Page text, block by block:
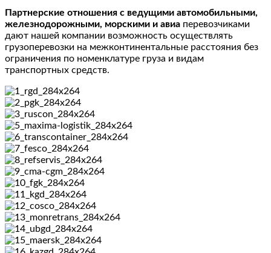
Партнерские отношения с ведущими автомобильными,
железнодорожными, морскими и авиа перевозчиками
дают нашей компании возможность осуществлять
грузоперевозки на межконтинентальные расстояния без
ограничения по номенклатуре груза и видам
транспортных средств.